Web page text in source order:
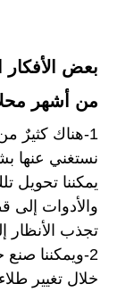
بعض الأفكار
من أشهر
1-هناك كثيرٌ
نستغني عنها
يمكننا تحويل
والأدوات إلى
تجذب الأنظار
2-ويمكننا
خلال تغيير